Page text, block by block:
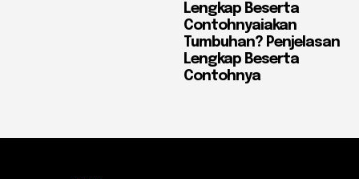
Lengkap Beserta
Contohnyaiakan
Tumbuhan? Penjelasan
Lengkap Beserta
Contohnya